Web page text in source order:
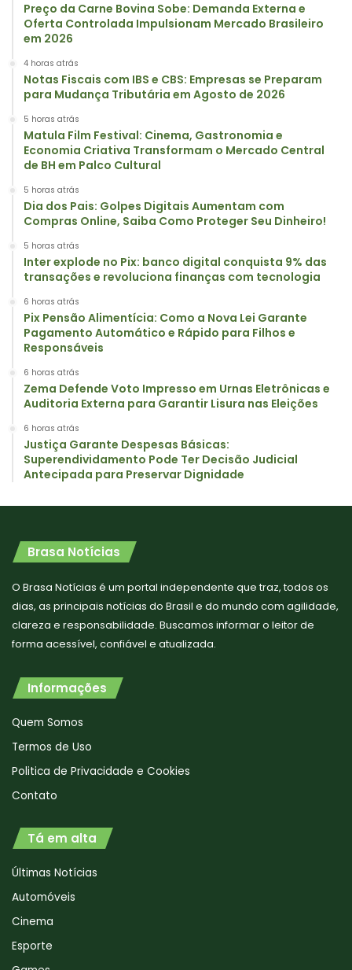
Preço da Carne Bovina Sobe: Demanda Externa e
Oferta Controlada Impulsionam Mercado Brasileiro
em 2026
4 horas atrás
Notas Fiscais com IBS e CBS: Empresas se Preparam
para Mudança Tributária em Agosto de 2026
5 horas atrás
Matula Film Festival: Cinema, Gastronomia e
Economia Criativa Transformam o Mercado Central
de BH em Palco Cultural
5 horas atrás
Dia dos Pais: Golpes Digitais Aumentam com
Compras Online, Saiba Como Proteger Seu Dinheiro!
5 horas atrás
Inter explode no Pix: banco digital conquista 9% das
transações e revoluciona finanças com tecnologia
6 horas atrás
Pix Pensão Alimentícia: Como a Nova Lei Garante
Pagamento Automático e Rápido para Filhos e
Responsáveis
6 horas atrás
Zema Defende Voto Impresso em Urnas Eletrônicas e
Auditoria Externa para Garantir Lisura nas Eleições
6 horas atrás
Justiça Garante Despesas Básicas:
Superendividamento Pode Ter Decisão Judicial
Antecipada para Preservar Dignidade
Brasa Notícias
O Brasa Notícias é um portal independente que traz, todos os
dias, as principais notícias do Brasil e do mundo com agilidade,
clareza e responsabilidade. Buscamos informar o leitor de
forma acessível, confiável e atualizada.
Informações
Quem Somos
Termos de Uso
Politica de Privacidade e Cookies
Contato
Tá em alta
Últimas Notícias
Automóveis
Cinema
Esporte